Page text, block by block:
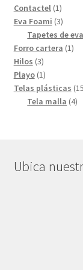
Contactel 11
Eva Foami 33
Tapetes de
Forro cartera 11
Hilos 33
productos
Playo 11
producto
Telas plásticas 15
Tela malla 44
Ubica